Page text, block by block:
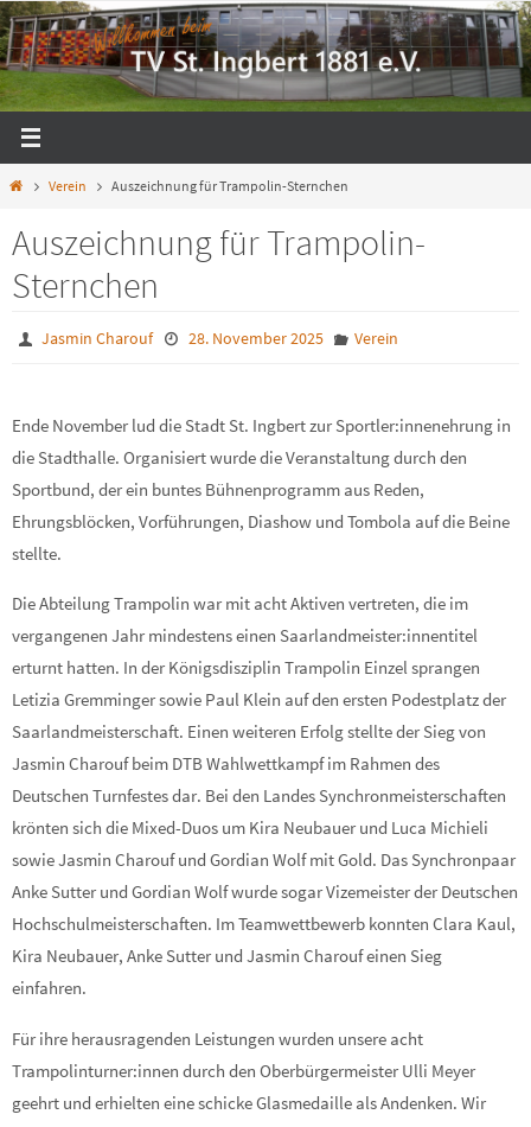
Zum
Inhalt
springen
StartVerein Auszeichnung für Trampolin-Sternchen
Auszeichnung für Trampolin-
Sternchen
Jasmin Charouf 28. November 2025 Verein
Ende November lud die Stadt St. Ingbert zur Sportler:innenehrung in
die Stadthalle. Organisiert wurde die Veranstaltung durch den
Sportbund, der ein buntes Bühnenprogramm aus Reden,
Ehrungsblöcken, Vorführungen, Diashow und Tombola auf die Beine
stellte.
Die Abteilung Trampolin war mit acht Aktiven vertreten, die im
vergangenen Jahr mindestens einen Saarlandmeister:innentitel
erturnt hatten. In der Königsdisziplin Trampolin Einzel sprangen
Letizia Gremminger sowie Paul Klein auf den ersten Podestplatz der
Saarlandmeisterschaft. Einen weiteren Erfolg stellte der Sieg von
Jasmin Charouf beim DTB Wahlwettkampf im Rahmen des
Deutschen Turnfestes dar. Bei den Landes Synchronmeisterschaften
krönten sich die Mixed-Duos um Kira Neubauer und Luca Michieli
sowie Jasmin Charouf und Gordian Wolf mit Gold. Das Synchronpaar
Anke Sutter und Gordian Wolf wurde sogar Vizemeister der Deutschen
Hochschulmeisterschaften. Im Teamwettbewerb konnten Clara Kaul,
Kira Neubauer, Anke Sutter und Jasmin Charouf einen Sieg
einfahren.
Für ihre herausragenden Leistungen wurden unsere acht
Trampolinturner:innen durch den Oberbürgermeister Ulli Meyer
geehrt und erhielten eine schicke Glasmedaille als Andenken. Wir